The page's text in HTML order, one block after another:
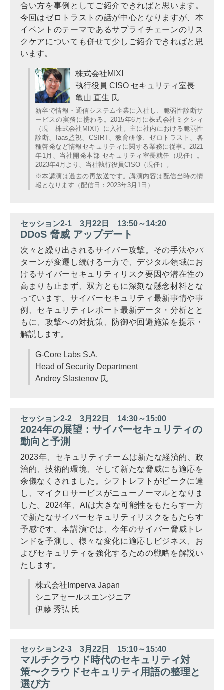
合い方を事例としてご紹介できればと思います。
今回はゼロトラストの話が中心となりますが、本
イベントのテーマであるサプライチェーンのリス
クケアについても併せて少しご紹介できればと思
います。
株式会社MIXI
執行役員 CISO セキュリティ室長
亀山 直生 氏
新卒で情報・通信システム企業に入社し、脆弱性診断サ
ービスの実務に携わる。2015年6月に株式会社ミクシィ
（現 株式会社MIXI）に入社。主に社内における脆弱性
診断、Iaas監視、CSIRT、教育研修、ゼロトラスト、各
種啓発など情報セキュリティに関する業務に従事。2021
年1月、当社開発本部 セキュリティ室長就任（現任）。
2023年4月より、当社執行役員CISO（現任）。
※本講演は過去の再放送です。講演内容は配信当時の情
報となります（配信日：2023年3月1日）
セッション2-1 3月22日 13:50～14:20
DDoS 脅威 アップデート
次々と繰り出されるサイバー攻撃。その手法やパ
ターンが変遷し続ける一方で、デジタル領域にお
けるサイバーセキュリティリスク要因や潜在性の
高まりも止まず、双方ともに深刻な懸念材料とな
っています。サイバーセキュリティ最新事情や事
例、セキュリティレポート最新データ・分析とと
もに、攻撃への対抗策、防御や回避施策を提示・
解説します。
G-Core Labs S.A.
Head of Security Department
Andrey Slastenov 氏
セッション2-2 3月22日 14:30～15:00
2024年の展望：サイバーセキュリティの
動向と予測
2023年、セキュリティチームは新たな経済的、政
治的、技術的環境、そして新たな脅威にも適応を
余儀なくされました。シフトレフトがピークに達
し、マイクロサービスがニューノーマルとなりま
した。2024年、AIは大きな可能性をもたらす一方
で新たなサイバーセキュリティリスクをもたらす
予感です。本講演では、今年のサイバー脅威トレ
ンドを予測し、様々な変化に適応しビジネス、お
よびセキュリティを強化するための戦略を解説い
たします。
株式会社Imperva Japan
シニアセールスエンジニア
伊藤 秀弘 氏
セッション2-3 3月22日 15:10～15:40
マルチクラウド時代のセキュリティ対
策〜クラウドセキュリティ用語の整理と
選び方